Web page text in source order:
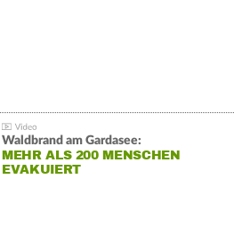
Waldbrand am Gardasee:
MEHR ALS 200 MENSCHEN
EVAKUIERT